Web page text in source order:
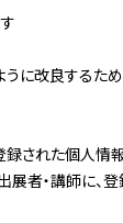
うに改良するため
録された個人情
展者・講師に